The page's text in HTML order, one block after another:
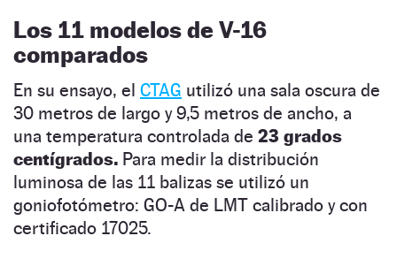
Los 11 modelos de V-16
comparados
En su ensayo, el CTAG utilizó una sala oscura de
30 metros de largo y 9,5 metros de ancho, a
una temperatura controlada de 23 grados
centígrados. Para medir la distribución
luminosa de las 11 balizas se utilizó un
goniofotómetro: GO-A de LMT calibrado y con
certificado 17025.